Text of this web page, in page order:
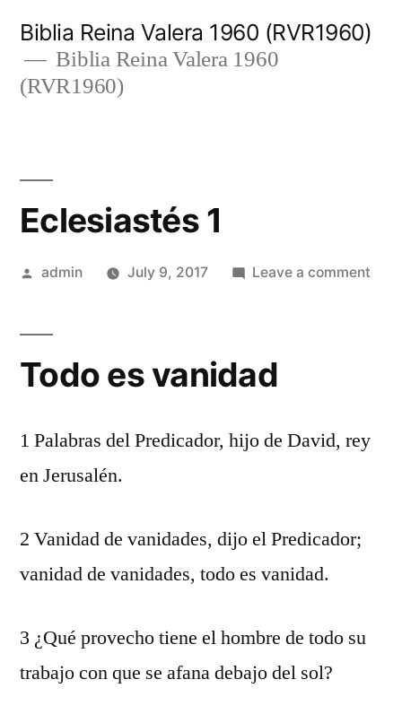
content
Biblia Reina Valera 1960 (RVR1960)
Biblia Reina Valera 1960
(RVR1960)
Eclesiastés 1
Posted
admin July 9, 2017 Leave a comment
Todo es vanidad
1 Palabras del Predicador, hijo de David, rey
en Jerusalén.
2 Vanidad de vanidades, dijo el Predicador;
vanidad de vanidades, todo es vanidad.
3 ¿Qué provecho tiene el hombre de todo su
trabajo con que se afana debajo del sol?